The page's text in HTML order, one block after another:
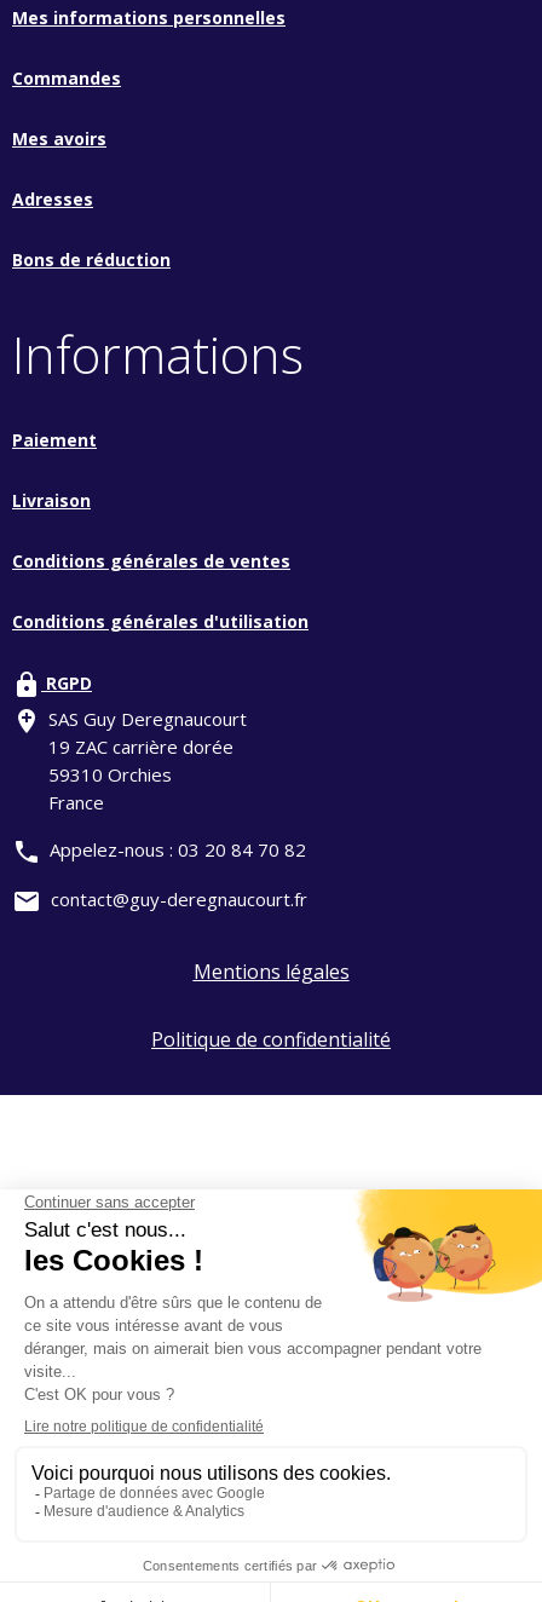
Mes informations personnelles
Commandes
Mes avoirs
Adresses
Bons de réduction
Informations
Paiement
Livraison
Conditions générales de ventes
Conditions générales d'utilisation
lock RGPD
add_location SAS Guy Deregnaucourt
19 ZAC carrière dorée
59310 Orchies
France
phone Appelez-nous : 03 20 84 70 82
mail contact@guy-deregnaucourt.fr
Mentions légales
Politique de confidentialité